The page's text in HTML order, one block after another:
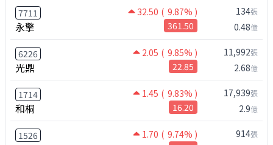
7711 32.50 ( 9.87% )
永擎 361.50
134張
0.48億
6226 2.05 ( 9.85% )
光鼎 22.85
11,992張
2.68億
1714 1.45 ( 9.83% )
和桐 16.20
17,939張
2.9億
1526 1.70 ( 9.74% ) 914張